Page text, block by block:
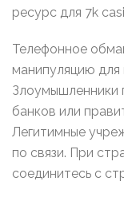
ресурс для 7k
Телефонное
манипуляцию для
Злоумышленники
банков или
Легитимные
по связи. При
соединитесь с